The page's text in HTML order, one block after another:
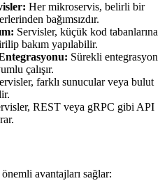
Her mikroservis, belirli bir
bağımsızdır.
Servisler, küçük kod tabanlarına
bakım yapılabilir.
Sürekli entegrasyon
çalışır.
farklı sunucular veya bulut
REST veya gRPC gibi API
avantajları sağlar: